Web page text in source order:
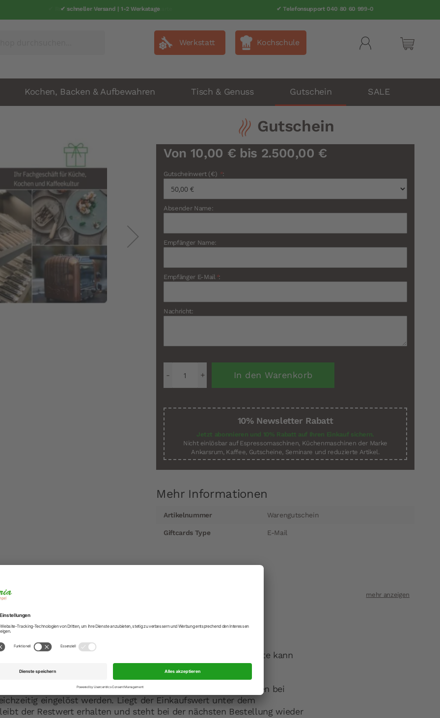
✔ schneller Versand | 1-2 Werkatage ✔ Telefonsupport 040 80 60 999-0
Mein
Werkstatt Kochschule
Kochen, Backen & Aufbewahren Tisch & Genuss Gutschein SALE
Gutschein
Von 10,00 € bis 2.500,00 €
Gutscheinwert (€) *:
Absender Name:
Empfänger Name:
Empfänger E-Mail*:
Nachricht:
In den Warenkorb
10% Newsletter Rabatt
Jetzt abonnieren und 10% Rabatt auf Ihren Einkauf sichern.
Nicht einlösbar auf Espressomaschinen, Küchenmaschinen der Marke
Ankarsrum, Kaffee, Gutscheine, Seminare und reduzierte Artikel.
Mehr Informationen
Informationen
Artikelnummer Warengutschein
Giftcards Type E-Mail
Sie ein Stück Cucinaria!
liegen Sie immer richtig: Der oder die Beschenkte kann
aus unserem vielfältigen Sortiment ganz einfach selbst
lassen sich kombinieren – mehrere Gutscheine können bei
eingelöst werden. Liegt der Einkaufswert unter dem
der Restwert erhalten und steht bei der nächsten Bestellung wieder